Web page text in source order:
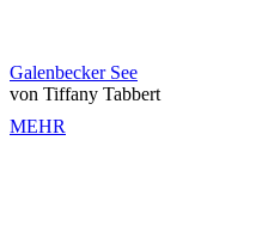
Galenbecker See
von Tiffany Tabbert
MEHR